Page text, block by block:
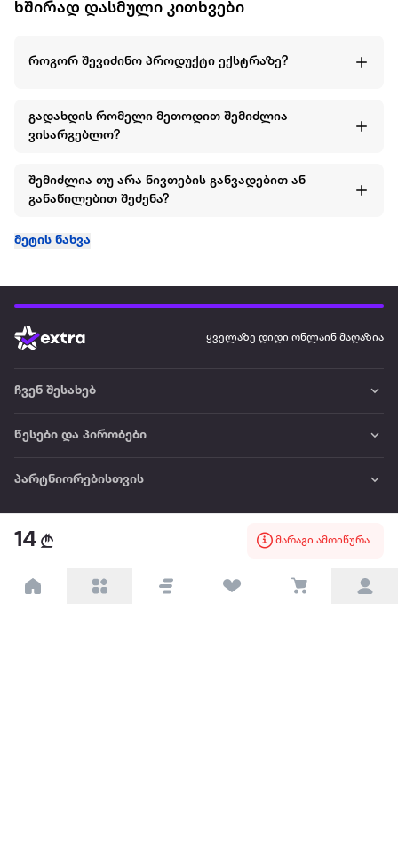
14 მარაგი ამოიწურა
ხშირად დასმული კითხვები
როგორ შევიძინო პროდუქტი ექსტრაზე?
გადახდის რომელი მეთოდით შემიძლია
ვისარგებლო?
შემიძლია თუ არა ნივთების განვადებით ან
განაწილებით შეძენა?
მეტის ნახვა
ყველაზე დიდი ონლაინ მაღაზია
ჩვენ შესახებ
წესები და პირობები
პარტნიორებისთვის